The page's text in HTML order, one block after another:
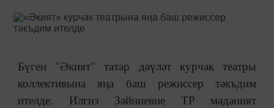
Бүген "Әкият" татар дәүләт курчак театры
коллективына яңа баш режиссер тәкъдим
ителде. Илгиз Зәйниевне ТР мәдәният